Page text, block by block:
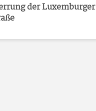
der Luxemburger